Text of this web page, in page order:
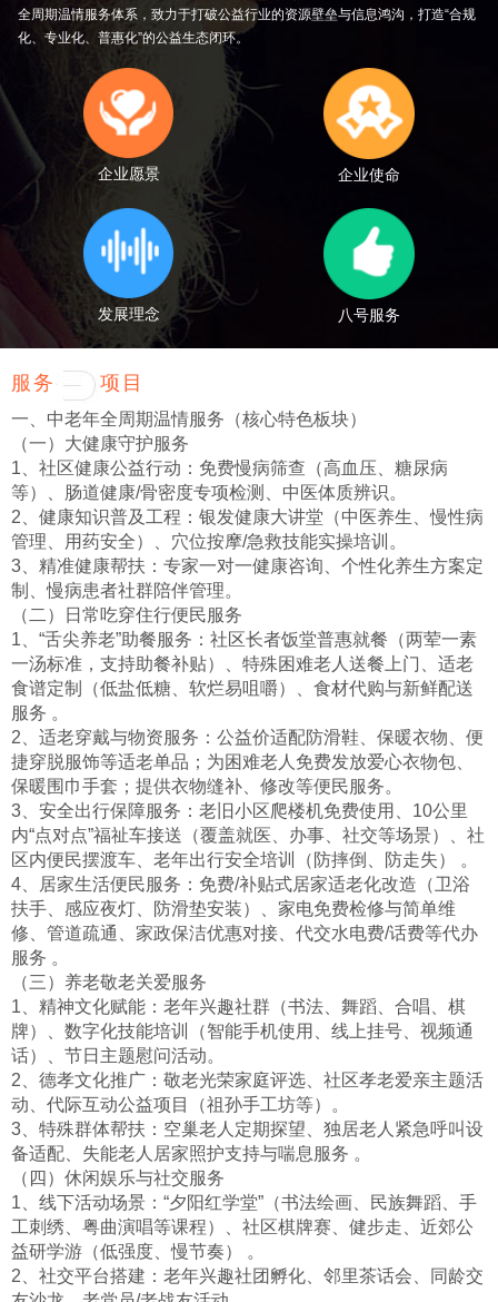
全周期温情服务体系，致力于打破公益行业的资源壁垒与信息鸿沟，打造“合规
化、专业化、普惠化”的公益生态闭环。
企业愿景 企业使命
发展理念 八号服务
服务 项目
一、中老年全周期温情服务（核心特色板块）
（一）大健康守护服务
1、社区健康公益行动：免费慢病筛查（高血压、糖尿病
等）、肠道健康/骨密度专项检测、中医体质辨识。
2、健康知识普及工程：银发健康大讲堂（中医养生、慢性病
管理、用药安全）、穴位按摩/急救技能实操培训。
3、精准健康帮扶：专家一对一健康咨询、个性化养生方案定
制、慢病患者社群陪伴管理。
（二）日常吃穿住行便民服务
1、“舌尖养老”助餐服务：社区长者饭堂普惠就餐（两荤一素
一汤标准，支持助餐补贴）、特殊困难老人送餐上门、适老
食谱定制（低盐低糖、软烂易咀嚼）、食材代购与新鲜配送
服务 。
2、适老穿戴与物资服务：公益价适配防滑鞋、保暖衣物、便
捷穿脱服饰等适老单品；为困难老人免费发放爱心衣物包、
保暖围巾手套；提供衣物缝补、修改等便民服务。
3、安全出行保障服务：老旧小区爬楼机免费使用、10公里
内“点对点”福祉车接送（覆盖就医、办事、社交等场景）、社
区内便民摆渡车、老年出行安全培训（防摔倒、防走失） 。
4、居家生活便民服务：免费/补贴式居家适老化改造（卫浴
扶手、感应夜灯、防滑垫安装）、家电免费检修与简单维
修、管道疏通、家政保洁优惠对接、代交水电费/话费等代办
服务 。
（三）养老敬老关爱服务
1、精神文化赋能：老年兴趣社群（书法、舞蹈、合唱、棋
牌）、数字化技能培训（智能手机使用、线上挂号、视频通
话）、节日主题慰问活动。
2、德孝文化推广：敬老光荣家庭评选、社区孝老爱亲主题活
动、代际互动公益项目（祖孙手工坊等）。
3、特殊群体帮扶：空巢老人定期探望、独居老人紧急呼叫设
备适配、失能老人居家照护支持与喘息服务 。
（四）休闲娱乐与社交服务
1、线下活动场景：“夕阳红学堂”（书法绘画、民族舞蹈、手
工刺绣、粤曲演唱等课程）、社区棋牌赛、健步走、近郊公
益研学游（低强度、慢节奏） 。
2、社交平台搭建：老年兴趣社团孵化、邻里茶话会、同龄交